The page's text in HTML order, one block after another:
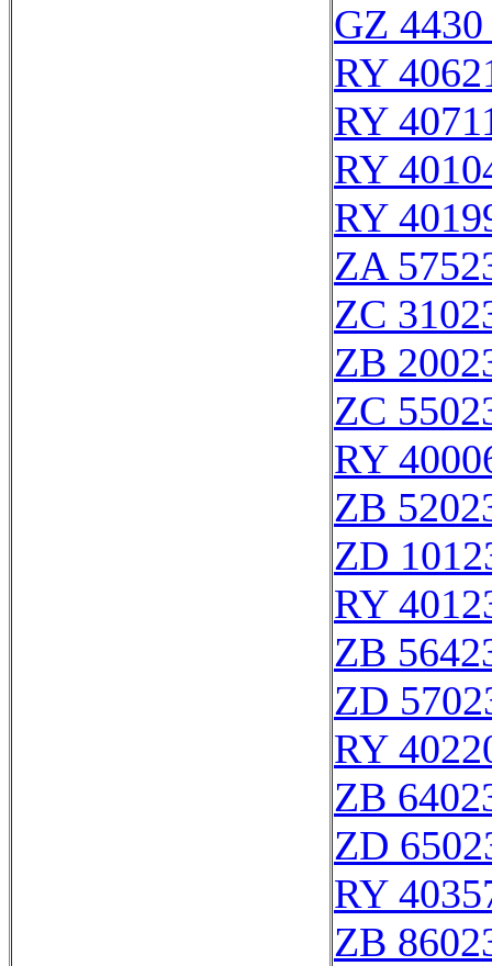
GZ
RY
RY
RY
RY
ZA
ZC
ZB
ZC
RY
ZB
ZD
RY
ZB
ZD
RY
ZB
ZD
RY
ZB